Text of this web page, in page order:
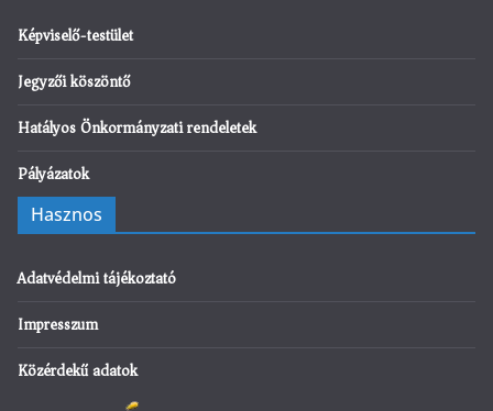
Képviselő-testület
Jegyzői köszöntő
Hatályos Önkormányzati rendeletek
Pályázatok
Hasznos
Adatvédelmi tájékoztató
Impresszum
Közérdekű adatok